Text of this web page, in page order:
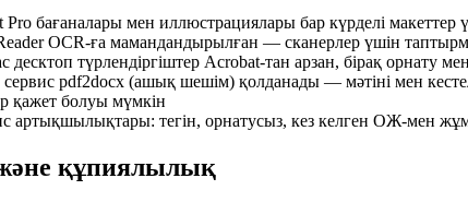
Pro бағаналары мен иллюстрациялары бар күрделі
OCR-ға мамандандырылған — сканерлер үшін
десктоп түрлендіргіштер Acrobat-тан арзан, бірақ орнату мен
сервис pdf2docx (ашық шешім) қолданады — мәтіні мен
қажет болуы мүмкін
артықшылықтары: тегін, орнатусыз, кез келген ОЖ-мен
және құпиялылық